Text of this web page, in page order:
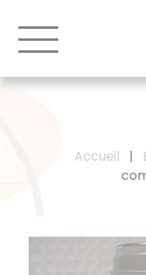
Accueil |